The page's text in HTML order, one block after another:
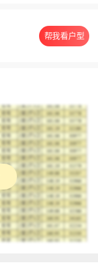
帮我看户型